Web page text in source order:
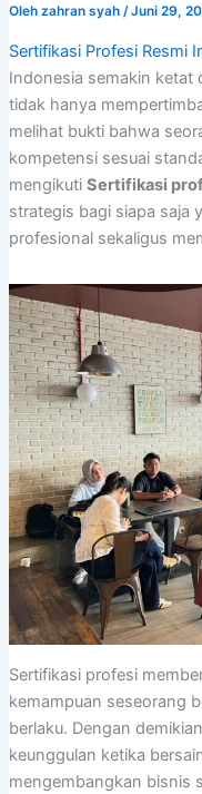
Oleh zahran syah /Juni 29,
Sertifikasi Profesi Resmi
Indonesia semakin ketat
tidak hanya
melihat bukti bahwa
kompetensi sesuai
mengikuti Sertifikasi
strategis bagi siapa saja
profesional sekaligus
Sertifikasi profesi
kemampuan seseorang
berlaku. Dengan
keunggulan ketika
mengembangkan bisnis